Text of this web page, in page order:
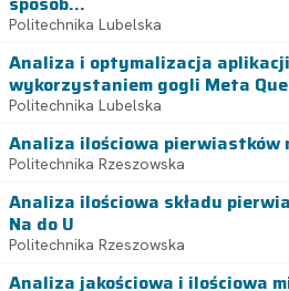
Politechnika Lubelska
Analiza i optymalizacja aplikacji
wykorzystaniem gogli Meta
Politechnika Lubelska
Analiza ilościowa pierwiastków
Politechnika Rzeszowska
Analiza ilościowa składu
Na do U
Politechnika Rzeszowska
Analiza jakościowa i ilościowa